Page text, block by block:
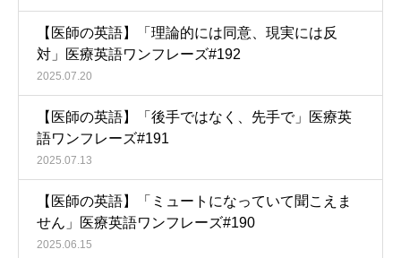
【医師の英語】「理論的には同意、現実には反
対」医療英語ワンフレーズ#192
2025.07.20
【医師の英語】「後手ではなく、先手で」医療英
語ワンフレーズ#191
2025.07.13
【医師の英語】「ミュートになっていて聞こえま
せん」医療英語ワンフレーズ#190
2025.06.15